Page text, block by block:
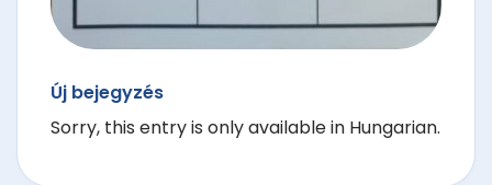
Új bejegyzés
Sorry, this entry is only available in Hungarian.